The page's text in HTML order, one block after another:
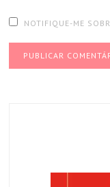
NOTIFIQUE-ME